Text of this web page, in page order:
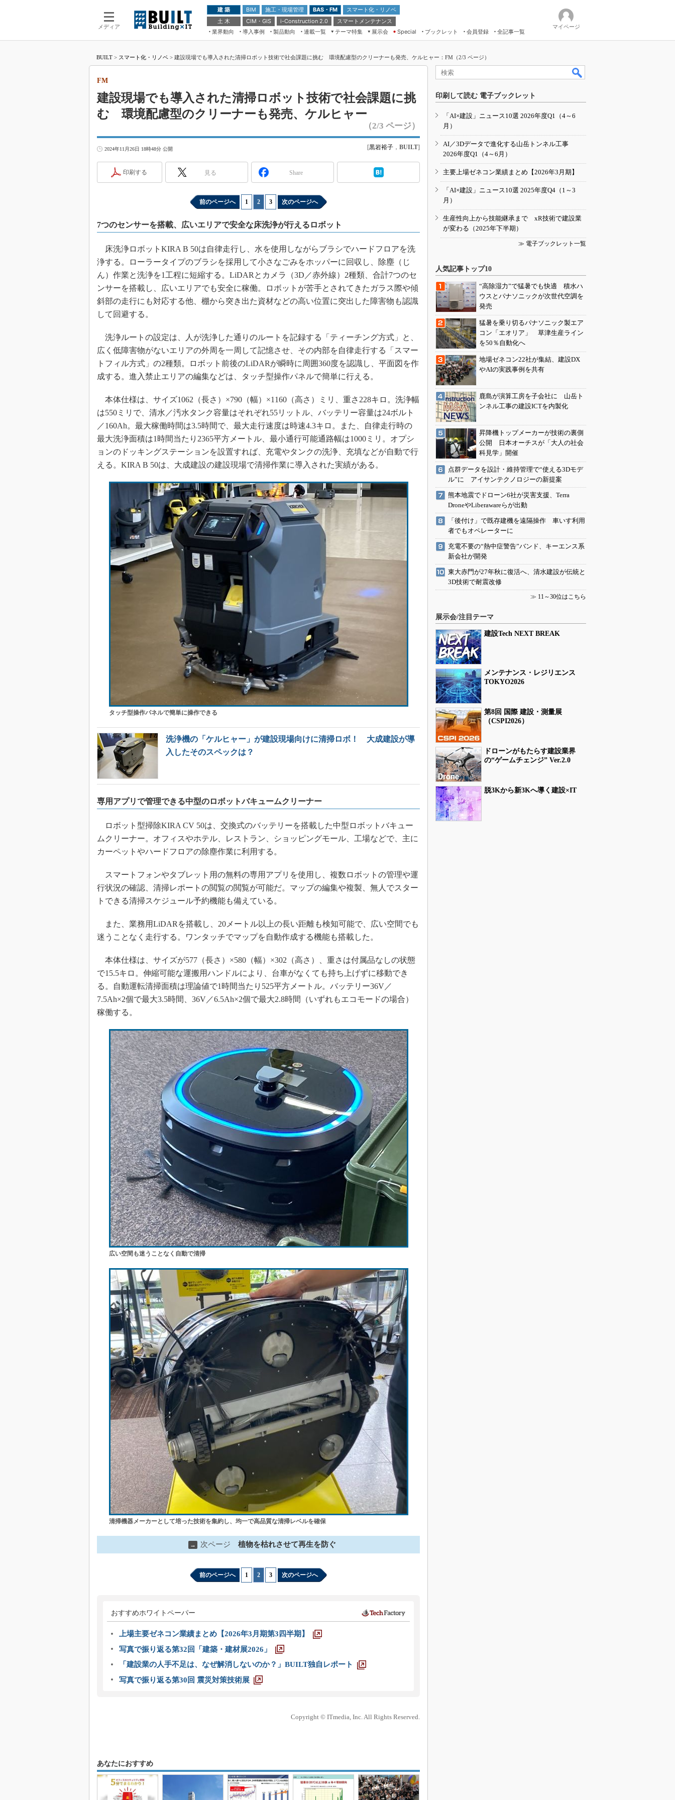
メディア
建 築 BIM 施工・現場管理 BAS・FM
スマート化・リノベ
土 木
CIM・GIS i-Construction 2.0
スマートメンテナンス
業界動向
導入事例 製品動向 連載一覧
テーマ特集
ドローンがもたらす建設業界の“ゲー
ムチェンジ” Ver.2.0
“Society5.0”時代のスマートビル
VR／ARが描くモノづくりのミライ
展示会
第8回 国際 建設・測量展
築・土木・不動産の先端技術展－
Japan Drone 2023
2020
メンテナンス・レジリエンスTOKYO
Special ブックレット 会員登録 全記事一覧
マイページ
BUILT > スマート化・リノベ > 建設現場でも導入された清掃ロボット技術で社会課題に挑む 環境配慮型のクリーナーも発売、ケルヒャー：FM（2/3 ページ）
建設現場でも導入された清掃ロボット技術で社会課題に挑
む 環境配慮型のクリーナーも発売、ケルヒャー
FM
（2/3 ページ）
2024年11月26日 18時48分 公開 [黒岩裕子 ， BUILT]
印刷する 見る Share
前のページへ 1 2 3 次のページへ
7つのセンサーを搭載、広いエリアで安全な床洗浄が行えるロボット
床洗浄ロボットKIRA B 50は自律走行し、水を使用しながらブラシでハードフロアを洗
浄する。ローラータイプのブラシを採用して小さなごみをホッパーに回収し、除塵（じ
ん）作業と洗浄を1工程に短縮する。LiDARとカメラ（3D／赤外線）2種類、合計7つのセ
ンサーを搭載し、広いエリアでも安全に稼働。ロボットが苦手とされてきたガラス際や傾
斜部の走行にも対応する他、棚から突き出た資材などの高い位置に突出した障害物も認識
して回避する。
洗浄ルートの設定は、人が洗浄した通りのルートを記録する「ティーチング方式」と、
広く低障害物がないエリアの外周を一周して記憶させ、その内部を自律走行する「スマー
トフィル方式」の2種類。ロボット前後のLiDARが瞬時に周囲360度を認識し、平面図を作
成する。進入禁止エリアの編集などは、タッチ型操作パネルで簡単に行える。
本体仕様は、サイズ1062（長さ）×790（幅）×1160（高さ）ミリ、重さ228キロ。洗浄幅
は550ミリで、清水／汚水タンク容量はそれぞれ55リットル、バッテリー容量は24ボルト
／160Ah。最大稼働時間は3.5時間で、最大走行速度は時速4.3キロ。また、自律走行時の
最大洗浄面積は1時間当たり2365平方メートル、最小通行可能通路幅は1000ミリ。オプシ
ョンのドッキングステーションを設置すれば、充電やタンクの洗浄、充填などが自動で行
える。KIRA B 50は、大成建設の建設現場で清掃作業に導入された実績がある。
タッチ型操作パネルで簡単に操作できる
洗浄機の「ケルヒャー」が建設現場向けに清掃ロボ！ 大成建設が導
入したそのスペックは？
専用アプリで管理できる中型のロボットバキュームクリーナー
ロボット型掃除KIRA CV 50は、交換式のバッテリーを搭載した中型ロボットバキュー
ムクリーナー。オフィスやホテル、レストラン、ショッピングモール、工場などで、主に
カーペットやハードフロアの除塵作業に利用する。
スマートフォンやタブレット用の無料の専用アプリを使用し、複数ロボットの管理や運
行状況の確認、清掃レポートの閲覧の閲覧が可能だ。マップの編集や複製、無人でスター
トできる清掃スケジュール予約機能も備えている。
また、業務用LiDARを搭載し、20メートル以上の長い距離も検知可能で、広い空間でも
迷うことなく走行する。ワンタッチでマップを自動作成する機能も搭載した。
本体仕様は、サイズが577（長さ）×580（幅）×302（高さ）、重さは付属品なしの状態
で15.5キロ。伸縮可能な運搬用ハンドルにより、台車がなくても持ち上げずに移動でき
る。自動運転清掃面積は理論値で1時間当たり525平方メートル。バッテリー36V／
7.5Ah×2個で最大3.5時間、36V／6.5Ah×2個で最大2.8時間（いずれもエコモードの場合）
稼働する。
広い空間も迷うことなく自動で清掃
清掃機器メーカーとして培った技術を集約し、均一で高品質な清掃レベルを確保
→ 次ページ 植物を枯れさせて再生を防ぐ
前のページへ 1 2 3 次のページへ
おすすめホワイトペーパー
上場主要ゼネコン業績まとめ【2026年3月期第3四半期】
写真で振り返る第32回「建築・建材展2026」
「建設業の人手不足は、なぜ解消しないのか？」BUILT独自レポート
写真で振り返る第30回 震災対策技術展
Copyright © ITmedia, Inc. All Rights Reserved.
あなたにおすすめ
印刷して読む 電子ブックレット
「AI×建設」ニュース10選 2026年度Q1（4～6
月）
AI／3Dデータで進化する山岳トンネル工事
2026年度Q1（4～6月）
主要上場ゼネコン業績まとめ【2026年3月期】
「AI×建設」ニュース10選 2025年度Q4（1～3
月）
生産性向上から技能継承まで xR技術で建設業
が変わる（2025年下半期）
≫ 電子ブックレット一覧
人気記事トップ10
“高除湿力”で猛暑でも快適 積水ハ
ウスとパナソニックが次世代空調を
発売
猛暑を乗り切るパナソニック製エア
コン「エオリア」 草津生産ライン
を50％自動化へ
地場ゼネコン22社が集結、建設DX
やAIの実践事例を共有
鹿島が演算工房を子会社に 山岳ト
ンネル工事の建設ICTを内製化
昇降機トップメーカーが技術の裏側
公開 日本オーチスが「大人の社会
科見学」開催
点群データを設計・維持管理で“使える3Dモデ
ル”に アイサンテクノロジーの新提案
熊本地震でドローン6社が災害支援、Terra
DroneやLiberawareらが出動
「後付け」で既存建機を遠隔操作 車いす利用
者でもオペレーターに
充電不要の“熱中症警告”バンド、キーエンス系
新会社が開発
東大赤門が27年秋に復活へ、清水建設が伝統と
3D技術で耐震改修
≫ 11～30位はこちら
展示会/注目テーマ
建設Tech NEXT BREAK
メンテナンス・レジリエンス
TOKYO2026
第8回 国際 建設・測量展
（CSPI2026）
ドローンがもたらす建設業界
の“ゲームチェンジ” Ver.2.0
脱3Kから新3Kへ導く建設×IT